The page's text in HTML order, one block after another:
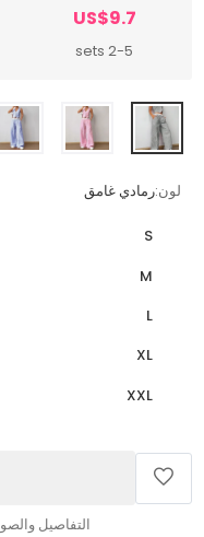
US$9.7
2-5 sets
لون:رمادي غامق
S
M
L
XL
XXL
التفاصيل